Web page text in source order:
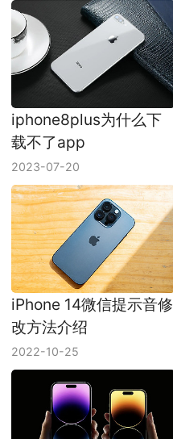
iphone8plus为什么下
载不了app
2023-07-20
iPhone 14微信提示音修
改方法介绍
2022-10-25